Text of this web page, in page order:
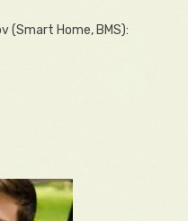
(Smart Home, BMS):